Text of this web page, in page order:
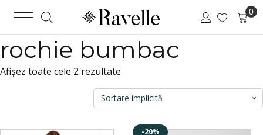
rochie bumbac
Afișez toate cele 2 rezultate
-20%